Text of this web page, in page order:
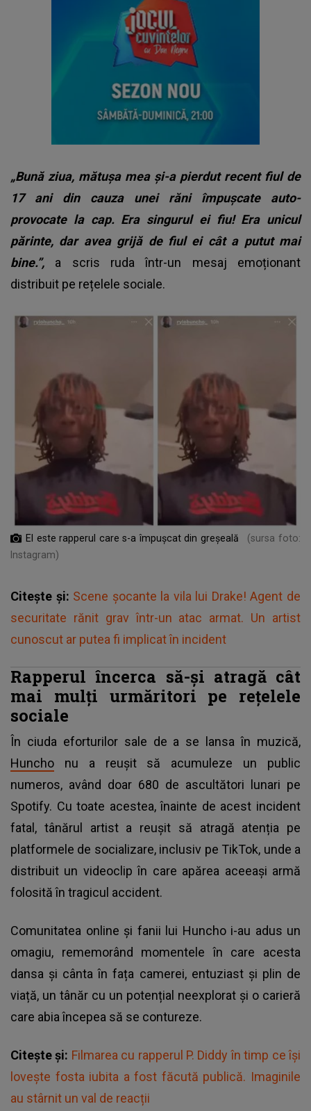
„Bună ziua, mătușa mea și-a pierdut recent fiul de
17 ani din cauza unei răni împușcate auto-
provocate la cap. Era singurul ei fiu! Era unicul
părinte, dar avea grijă de fiul ei cât a putut mai
bine.”, a scris ruda într-un mesaj emoționant
distribuit pe rețelele sociale.
El este rapperul care s-a împușcat din greșeală
(sursa foto:
Instagram)
Citește și: Scene şocante la vila lui Drake! Agent de
securitate rănit grav într-un atac armat. Un artist
cunoscut ar putea fi implicat în incident
Rapperul încerca să-și atragă cât
mai mulți urmăritori pe rețelele
sociale
În ciuda eforturilor sale de a se lansa în muzică,
Huncho nu a reușit să acumuleze un public
numeros, având doar 680 de ascultători lunari pe
Spotify. Cu toate acestea, înainte de acest incident
fatal, tânărul artist a reușit să atragă atenția pe
platformele de socializare, inclusiv pe TikTok, unde a
distribuit un videoclip în care apărea aceeași armă
folosită în tragicul accident.
Comunitatea online și fanii lui Huncho i-au adus un
omagiu, rememorând momentele în care acesta
dansa și cânta în fața camerei, entuziast și plin de
viață, un tânăr cu un potențial neexplorat și o carieră
care abia începea să se contureze.
Citește și: Filmarea cu rapperul P. Diddy în timp ce își
lovește fosta iubita a fost făcută publică. Imaginile
au stârnit un val de reacții